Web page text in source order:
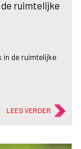
ruimtelijke
in de ruimtelijke
LEES VERDER